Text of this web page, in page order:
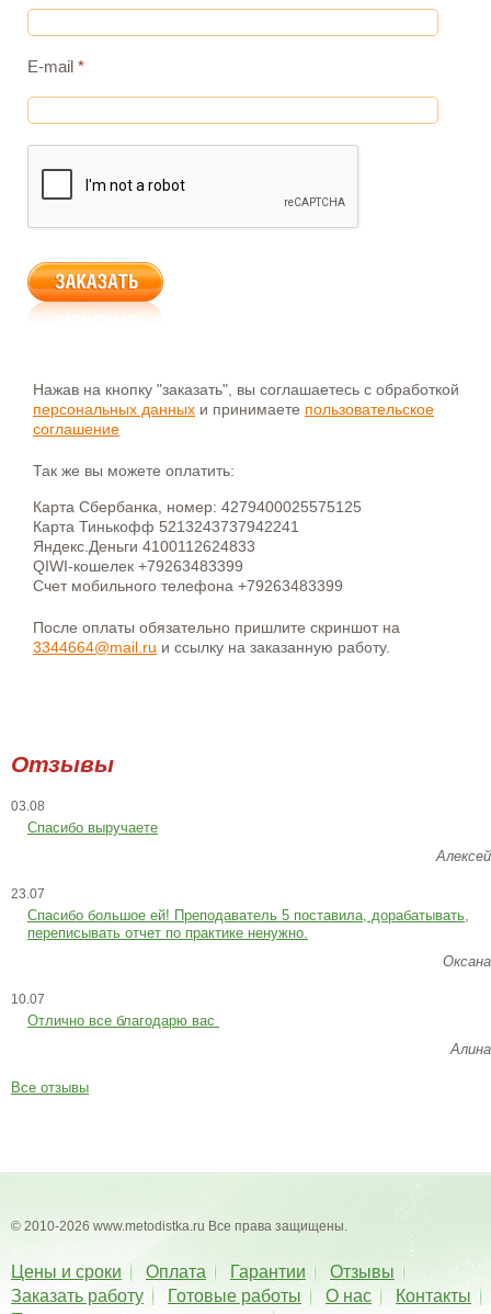
E-mail *
Нажав на кнопку "заказать", вы соглашаетесь с обработкой
персональных данных и принимаете пользовательское
соглашение
Так же вы можете оплатить:
Карта Сбербанка, номер: 4279400025575125
Карта Тинькофф 5213243737942241
Яндекс.Деньги 4100112624833
QIWI-кошелек +79263483399
Счет мобильного телефона +79263483399
После оплаты обязательно пришлите скриншот на
3344664@mail.ru и ссылку на заказанную работу.
Отзывы
03.08
Спасибо выручаете
Алексей
23.07
Cпасибо большое ей! Преподаватель 5 поставила, дорабатывать,
переписывать отчет по практике ненужно.
Оксана
10.07
Отлично все благодарю вас
Алина
Все отзывы
© 2010-2026 www.metodistka.ru Все права защищены.
Цены и сроки Оплата Гарантии
Отзывы
Заказать работу
Готовые работы О нас
Контакты